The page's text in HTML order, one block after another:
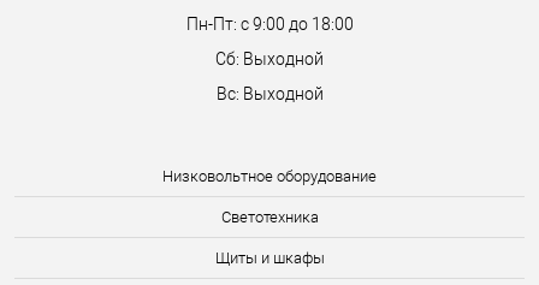
Низковольтное оборудование
Светотехника
Щиты и шкафы
Пн-Пт: с 9:00 до 18:00
Сб: Выходной
Вс: Выходной